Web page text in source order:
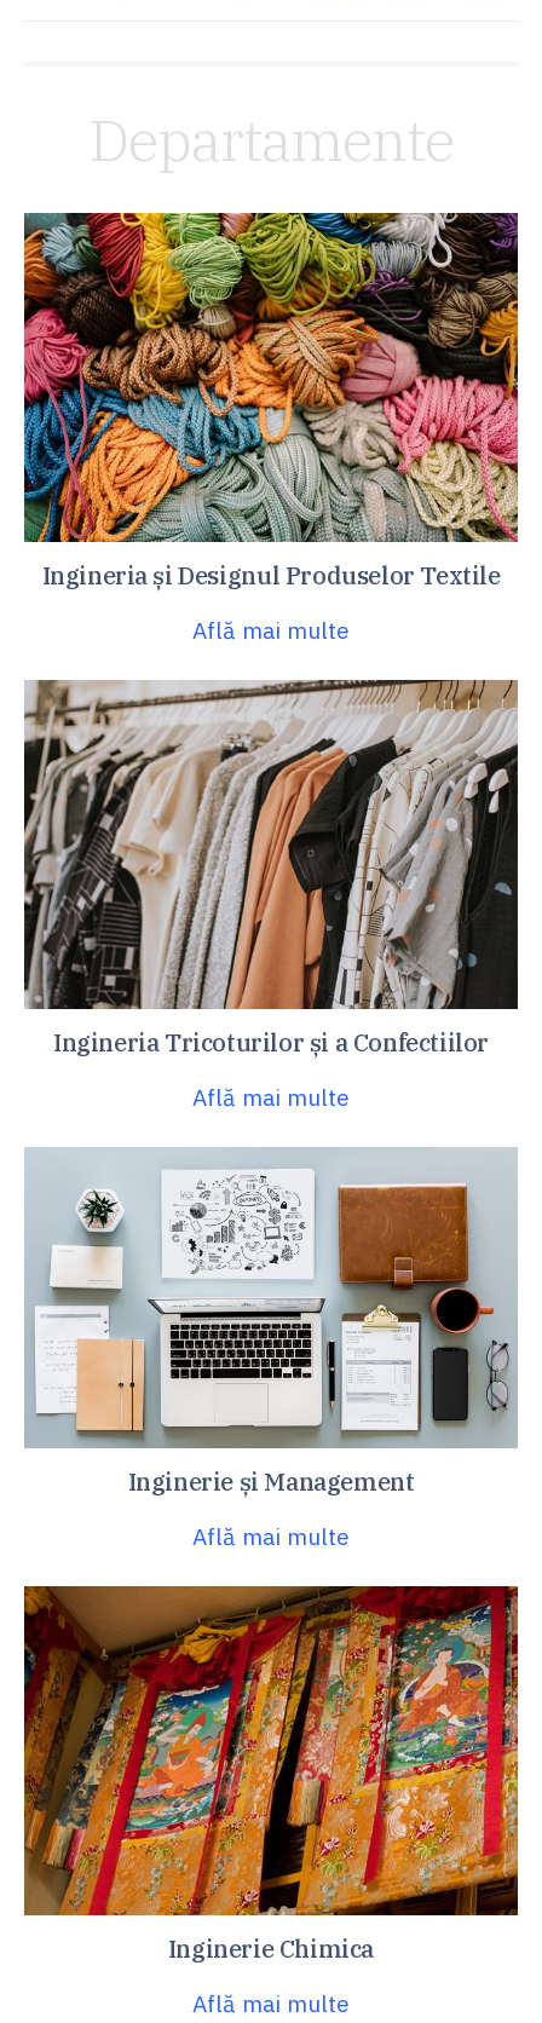
Departamente
Ingineria și Designul Produselor Textile
Află mai multe
Ingineria Tricoturilor și a Confectiilor
Află mai multe
Inginerie și Management
Află mai multe
Inginerie Chimica
Află mai multe